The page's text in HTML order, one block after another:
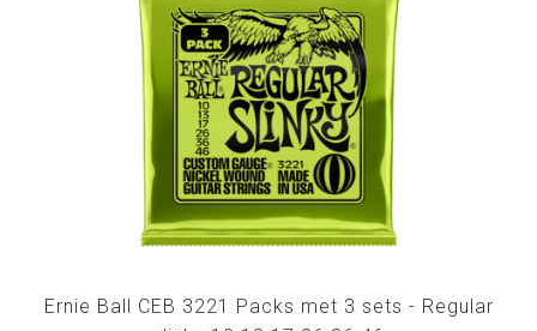
Ernie Ball CEB 3221 Packs met 3 sets - Regular